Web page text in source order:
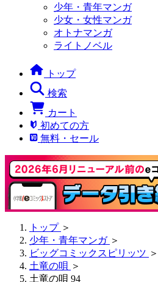
少年・青年マンガ
少女・女性マンガ
オトナマンガ
ライトノベル
トップ
検索
カート
初めての方
無料・セール
トップ ＞
少年・青年マンガ ＞
ビッグコミックスピリッツ ＞
土竜の唄 ＞
土竜の唄 94